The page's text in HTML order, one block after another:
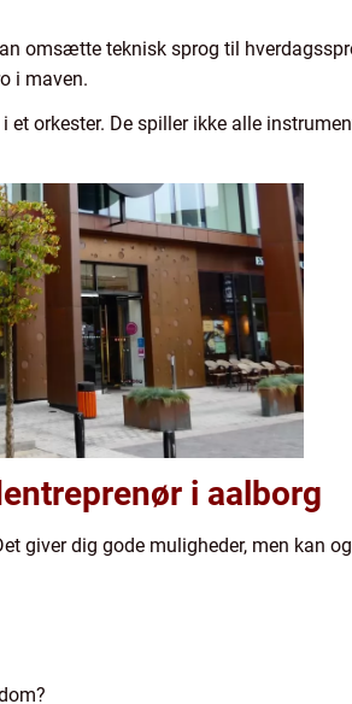
omsætte teknisk sprog til
i maven.
orkester. De spiller ikke alle
i aalborg
giver dig gode muligheder, men kan